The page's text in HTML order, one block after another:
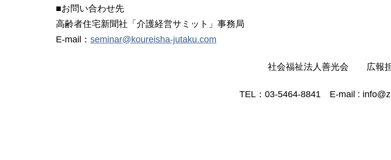
■お問い合わせ先
高齢者住宅新聞社「介護経営サミット」事務局
E-mail： seminar@koureisha-jutaku.com
社会福祉法人善光会 広報
TEL：03-5464-8841 E-mail :